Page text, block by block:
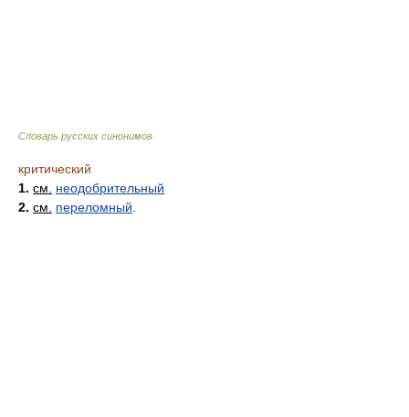
Словарь русских синонимов
критический
1. см.
неодобрительный
2. см. переломный